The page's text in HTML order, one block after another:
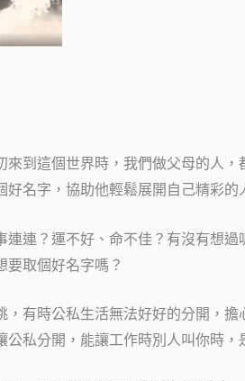
來到這個世界時，我們做父母的人
名字，協助他輕鬆展開自己精彩的
連連？運不好、命不佳？有沒有想
要取個好名字嗎？
，有時公私生活無法好好的分開，
公私分開，能讓工作時別人叫你時